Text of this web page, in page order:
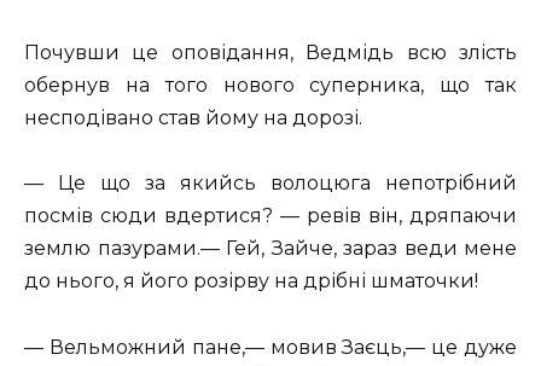
Почувши це оповідання, Ведмідь всю злість
обернув на того нового суперника, що так
несподівано став йому на дорозі.
— Це що за якийсь волоцюга непотрібний
посмів сюди вдертися? — ревів він, дряпаючи
землю пазурами.— Гей, Зайче, зараз веди мене
до нього, я його розірву на дрібні шматочки!
— Вельможний пане,— мовив Заєць,— це дуже